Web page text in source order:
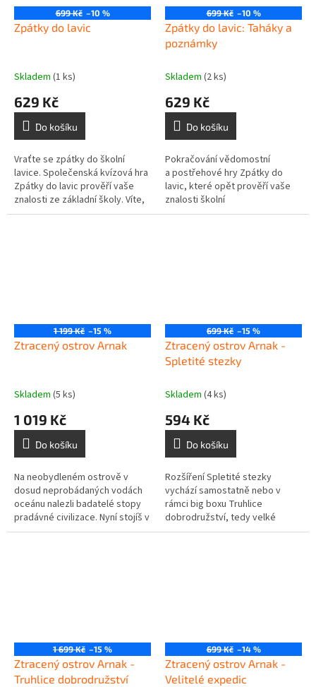
699 Kč –10 %
Zpátky do lavic
Skladem (1 ks)
629 Kč
Do košíku
Vraťte se zpátky do školní
lavice. Společenská kvízová hra
Zpátky do lavic prověří vaše
znalosti ze základní školy. Víte,
jak se jmenuje hlavní město,
699 Kč –10 %
Zpátky do lavic: Taháky a
poznámky
Skladem (2 ks)
629 Kč
Do košíku
Pokračování vědomostní
a postřehové hry Zpátky do
lavic, které opět prověří vaše
znalosti školní
látky v předmětech: Český
1 199 Kč –15 %
Ztracený ostrov Arnak
Skladem (5 ks)
1 019 Kč
Do košíku
Na neobydleném ostrově v
dosud neprobádaných vodách
oceánu nalezli badatelé stopy
pradávné civilizace. Nyní stojíš v
čele jedné z expedic, které se
699 Kč –15 %
Ztracený ostrov Arnak -
Spletité stezky
Skladem (4 ks)
594 Kč
Do košíku
Rozšíření Spletité stezky
vychází samostatně nebo v
rámci big boxu Truhlice
dobrodružství, tedy velké
krabice, do které se vám vejde
1 699 Kč –15 %
Ztracený ostrov Arnak -
Truhlice dobrodružství
699 Kč –14 %
Ztracený ostrov Arnak -
Velitelé expedic